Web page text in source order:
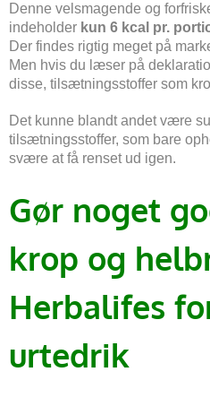
Denne velsmagende og
indeholder kun 6 kcal pr.
Der findes rigtig meget på
Men hvis du læser på
disse, tilsætningsstoffer som
Det kunne blandt andet være
tilsætningsstoffer, som bare
svære at få renset ud igen.
Gør noget
krop og
Herbalifes
urtedrik